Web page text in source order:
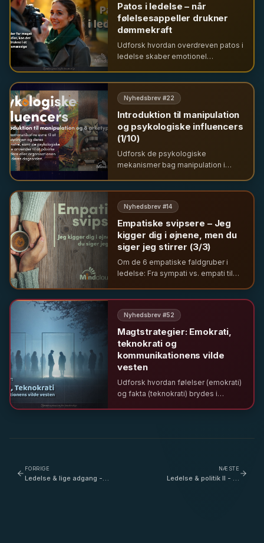
Patos i ledelse – når
følelsesappeller drukner
dømmekraft
Udforsk hvordan overdreven patos i
ledelse skaber emotionel
mellem patos, logos og etos i din
kommunikation.
Nyhedsbrev #22
Introduktion til manipulation
og psykologiske influencers
(1/10)
Udforsk de psykologiske
mekanismer bag manipulation i
ubevidst gennem kommunikation
og kropssprog.
Nyhedsbrev #14
Empatiske svipsere – Jeg
kigger dig i øjnene, men du
siger jeg stirrer (3/3)
Om de 6 empatiske faldgruber i
ledelse: Fra sympati vs. empati til
Nyhedsbrev #52
Magtstrategier: Emokrati,
teknokrati og
kommunikationens vilde
vesten
Udforsk hvordan følelser (emokrati)
og fakta (teknokrati) brydes i
formidling.
FORRIGE
Ledelse & lige adgang -
NÆSTE
Ledelse & politik II - Er